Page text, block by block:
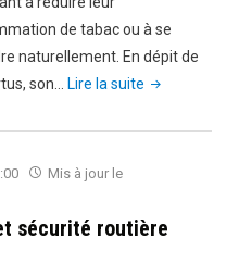
de tabac ou à se
naturellement. En dépit de
son…
Lire la suite "Astuces
éviter
liées
Mis à jour le
sécurité routière